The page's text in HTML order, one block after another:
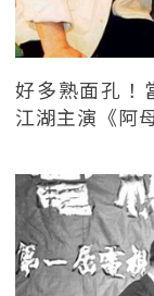
好多熟面孔！
江湖主演《阿